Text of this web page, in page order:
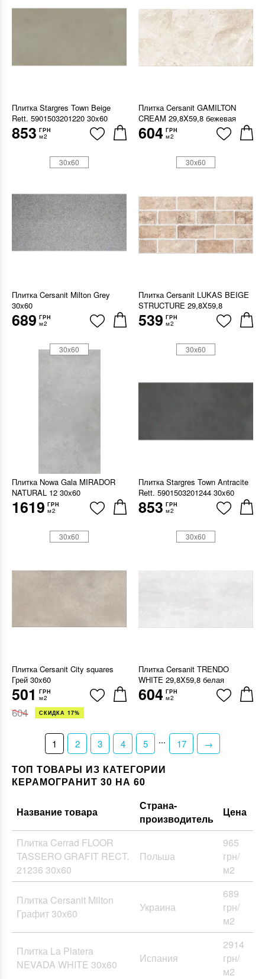
Плитка Stargres Town Beige
Rett. 5901503201220 30x60
853 ГРН
м2
Плитка Cersanit GAMILTON
CREAM 29,8X59,8 бежевая
604 ГРН
м2
Плитка Cersanit Milton Grey
30х60
689 ГРН
м2
30x60
Плитка Cersanit LUKAS BEIGE
STRUCTURE 29,8X59,8
539 ГРН
м2
30x60
Плитка Nowa Gala MIRADOR
NATURAL 12 30х60
1619 ГРН
м2
30x60
Плитка Stargres Town Antracite
Rett. 5901503201244 30x60
853 ГРН
м2
30x60
Плитка Cersanit City squares
Грей 30x60
501 ГРН
м2
604 СКИДКА 17%
30x60
Плитка Cersanit TRENDO
WHITE 29,8X59,8 белая
604 ГРН
м2
30x60
1 2 3 4 5 ... 17 →
ТОП ТОВАРЫ ИЗ КАТЕГОРИИ
КЕРАМОГРАНИТ 30 НА 60
Название товара
Страна-
производитель
Цена
Плитка Cerrad FLOOR
TASSERO GRAFIT RECT.
21236 30x60
Польша
965
грн/
м2
Плитка Cersanit Milton
Графит 30x60
Украина
689
грн/
м2
Плитка La Platera
NEVADA WHITE 30x60
Испания
2914
грн/
м2